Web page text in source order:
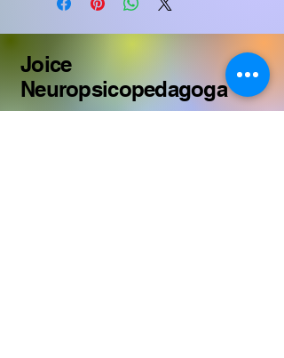
Joice
Neuropsicopedagoga